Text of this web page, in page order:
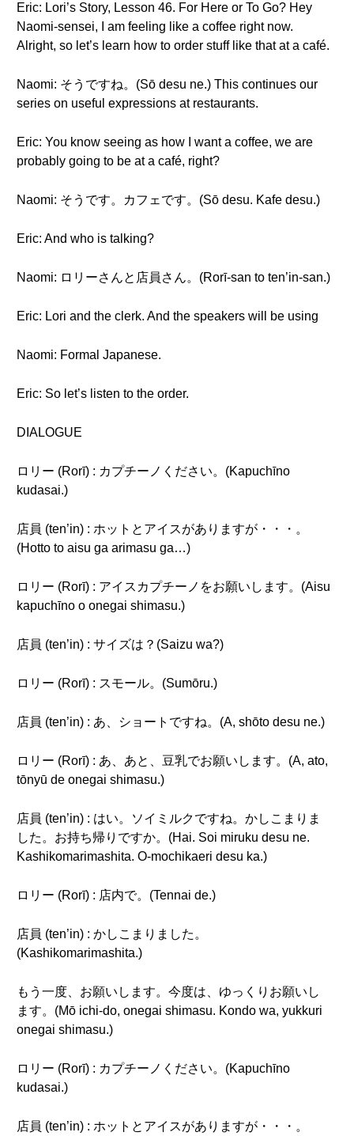
Eric: Lori’s Story, Lesson 46. For Here or To Go? Hey
Naomi-sensei, I am feeling like a coffee right now.
Alright, so let’s learn how to order stuff like that at a café.
Naomi: そうですね。(Sō desu ne.) This continues our
series on useful expressions at restaurants.
Eric: You know seeing as how I want a coffee, we are
probably going to be at a café, right?
Naomi: そうです。カフェです。(Sō desu. Kafe desu.)
Eric: And who is talking?
Naomi: ロリーさんと店員さん。(Rorī-san to ten’in-san.)
Eric: Lori and the clerk. And the speakers will be using
Naomi: Formal Japanese.
Eric: So let’s listen to the order.
DIALOGUE
ロリー (Rorī) : カプチーノください。(Kapuchīno
kudasai.)
店員 (ten’in) : ホットとアイスがありますが・・・。
(Hotto to aisu ga arimasu ga…)
ロリー (Rorī) : アイスカプチーノをお願いします。(Aisu
kapuchīno o onegai shimasu.)
店員 (ten’in) : サイズは？(Saizu wa?)
ロリー (Rorī) : スモール。(Sumōru.)
店員 (ten’in) : あ、ショートですね。(A, shōto desu ne.)
ロリー (Rorī) : あ、あと、豆乳でお願いします。(A, ato,
tōnyū de onegai shimasu.)
店員 (ten’in) : はい。ソイミルクですね。かしこまりま
した。お持ち帰りですか。(Hai. Soi miruku desu ne.
Kashikomarimashita. O-mochikaeri desu ka.)
ロリー (Rorī) : 店内で。(Tennai de.)
店員 (ten’in) : かしこまりました。
(Kashikomarimashita.)
もう一度、お願いします。今度は、ゆっくりお願いし
ます。(Mō ichi-do, onegai shimasu. Kondo wa, yukkuri
onegai shimasu.)
ロリー (Rorī) : カプチーノください。(Kapuchīno
kudasai.)
店員 (ten’in) : ホットとアイスがありますが・・・。